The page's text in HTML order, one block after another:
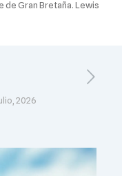
de Gran Bretaña. Lewis
2026